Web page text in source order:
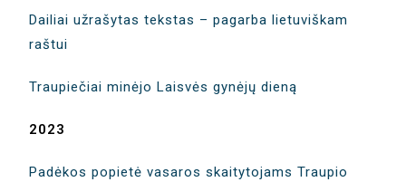
Dailiai užrašytas tekstas – pagarba lietuviškam
raštui
Traupiečiai minėjo Laisvės gynėjų dieną
2023
Padėkos popietė vasaros skaitytojams Traupio